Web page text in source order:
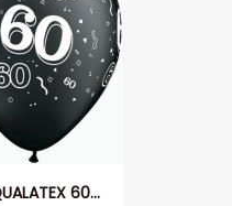
60...